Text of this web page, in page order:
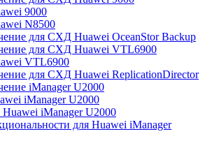
9000
N8500
для СХД Huawei OceanStor Backup
для СХД Huawei VTL6900
VTL6900
для СХД Huawei ReplicationDirector
iManager U2000
iManager U2000
iManager U2000
для Huawei iManager